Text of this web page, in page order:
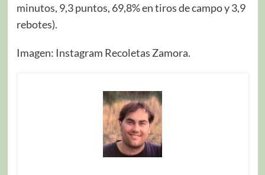
minutos, 9,3 puntos, 69,8% en tiros de campo y 3,9
rebotes).
Imagen: Instagram Recoletas Zamora.